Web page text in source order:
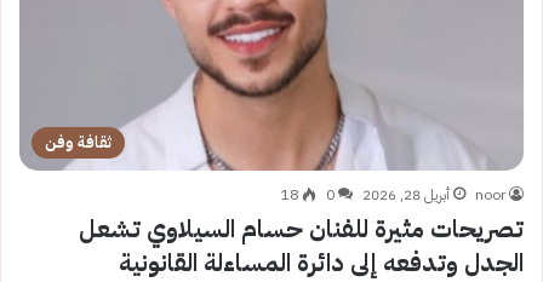
ثقافة وفن
noor أبريل 28, 2026 0
18
تصريحات مثيرة للفنان حسام السيلاوي تشعل
الجدل وتدفعه إلى دائرة المساءلة القانونية